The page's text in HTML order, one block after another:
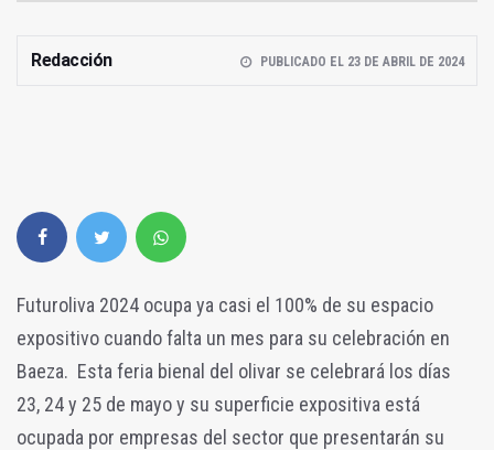
Redacción PUBLICADO EL 23 DE ABRIL DE 2024
Futuroliva 2024 ocupa ya casi el 100% de su espacio
expositivo cuando falta un mes para su celebración en
Baeza. Esta feria bienal del olivar se celebrará los días
23, 24 y 25 de mayo y su superficie expositiva está
ocupada por empresas del sector que presentarán su